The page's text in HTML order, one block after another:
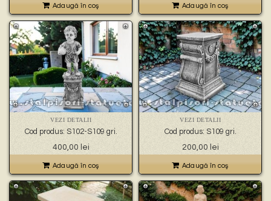
Adaugă în coş Adaugă în coş
VEZI DETALII
Cod produs: S102-S109 gri.
400,00 lei
Adaugă în coş
VEZI DETALII
Cod produs: S109 gri.
200,00 lei
Adaugă în coş